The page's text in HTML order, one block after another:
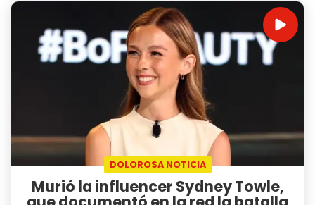
DOLOROSA NOTICIA
Murió la influencer Sydney Towle,